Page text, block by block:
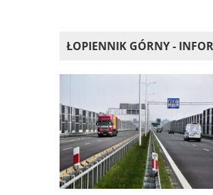
ŁOPIENNIK GÓRNY -